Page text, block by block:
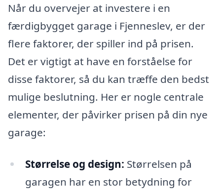
Når du overvejer at investere i en
færdigbygget garage i Fjenneslev, er der
flere faktorer, der spiller ind på prisen.
Det er vigtigt at have en forståelse for
disse faktorer, så du kan træffe den bedst
mulige beslutning. Her er nogle centrale
elementer, der påvirker prisen på din nye
garage:
Størrelse og design: Størrelsen på
garagen har en stor betydning for